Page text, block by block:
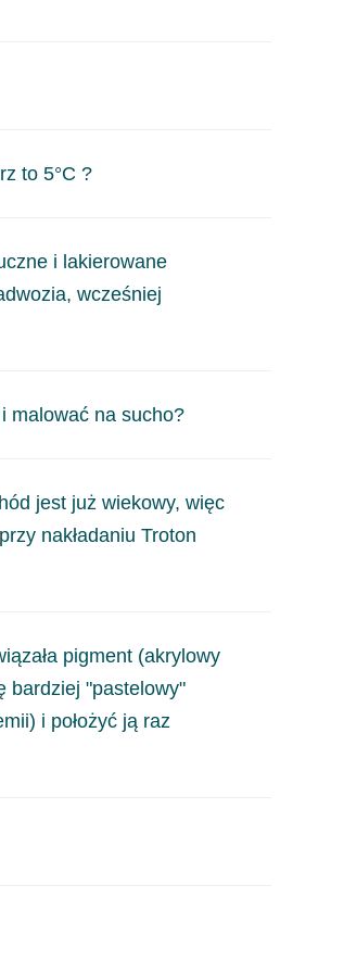
Rangers, zgodnie z kartą TDS
to 5°C ?
wyznaczająca punkt rosy. Do
temperaturę, w której można
i lakierowane
wcześniej
preparatem Rangers (przy
malować na sucho?
jest już wiekowy, więc
nakładaniu Troton
jeżeli powierzchnie były
nie rozpuści
pigment (akrylowy
bardziej "pastelowy"
i położyć ją raz
przez szlifowanie do